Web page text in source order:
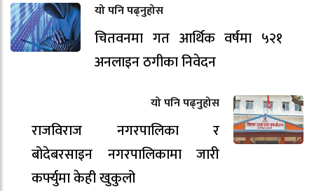
यो पनि पढ्नुहोस
चितवनमा गत आर्थिक वर्षमा ५२१
अनलाइन ठगीका निवेदन
यो पनि पढ्नुहोस
राजविराज नगरपालिका र
बोदेबरसाइन नगरपालिकामा जारी
कर्फ्युमा केही खुकुलो